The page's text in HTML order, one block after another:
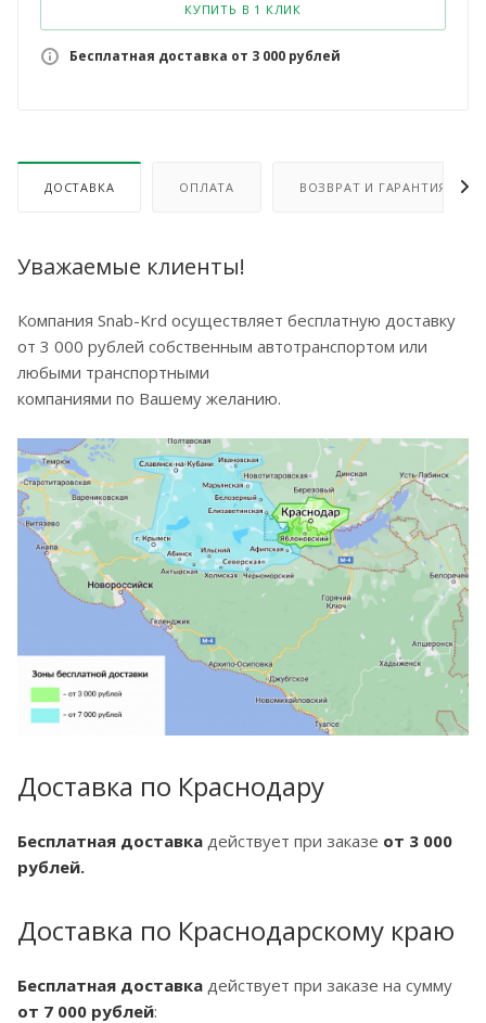
КУПИТЬ В 1 КЛИК
Бесплатная доставка от 3 000 рублей
ДОСТАВКА ОПЛАТА ВОЗВРАТ И ГАРАНТИЯ
Уважаемые клиенты!
Компания Snab-Krd осуществляет бесплатную доставку
от 3 000 рублей собственным автотранспортом или
любыми транспортными
компаниями по Вашему желанию.
Доставка по Краснодару
Бесплатная доставка действует при заказе от 3 000
рублей.
Доставка по Краснодарскому краю
Бесплатная доставка действует при заказе на сумму
от 7 000 рублей: